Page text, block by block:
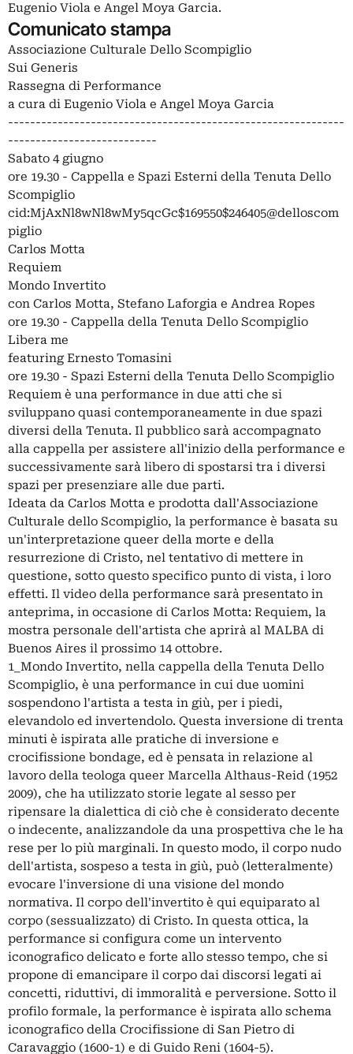
Eugenio Viola e Angel Moya Garcia.
Comunicato stampa
Associazione Culturale Dello Scompiglio
Sui Generis
Rassegna di Performance
a cura di Eugenio Viola e Angel Moya Garcia
-------------------------------------------------------------
---------------------------
Sabato 4 giugno
ore 19.30 - Cappella e Spazi Esterni della Tenuta Dello
Scompiglio
cid:MjAxNl8wNl8wMy5qcGc$169550$246405@delloscom
piglio
Carlos Motta
Requiem
Mondo Invertito
con Carlos Motta, Stefano Laforgia e Andrea Ropes
ore 19.30 - Cappella della Tenuta Dello Scompiglio
Libera me
featuring Ernesto Tomasini
ore 19.30 - Spazi Esterni della Tenuta Dello Scompiglio
Requiem è una performance in due atti che si
sviluppano quasi contemporaneamente in due spazi
diversi della Tenuta. Il pubblico sarà accompagnato
alla cappella per assistere all'inizio della performance e
successivamente sarà libero di spostarsi tra i diversi
spazi per presenziare alle due parti.
Ideata da Carlos Motta e prodotta dall'Associazione
Culturale dello Scompiglio, la performance è basata su
un'interpretazione queer della morte e della
resurrezione di Cristo, nel tentativo di mettere in
questione, sotto questo specifico punto di vista, i loro
effetti. Il video della performance sarà presentato in
anteprima, in occasione di Carlos Motta: Requiem, la
mostra personale dell'artista che aprirà al MALBA di
Buenos Aires il prossimo 14 ottobre.
1_Mondo Invertito, nella cappella della Tenuta Dello
Scompiglio, è una performance in cui due uomini
sospendono l'artista a testa in giù, per i piedi,
elevandolo ed invertendolo. Questa inversione di trenta
minuti è ispirata alle pratiche di inversione e
crocifissione bondage, ed è pensata in relazione al
lavoro della teologa queer Marcella Althaus-Reid (1952 
2009), che ha utilizzato storie legate al sesso per
ripensare la dialettica di ciò che è considerato decente
o indecente, analizzandole da una prospettiva che le ha
rese per lo più marginali. In questo modo, il corpo nudo
dell'artista, sospeso a testa in giù, può (letteralmente)
evocare l'inversione di una visione del mondo
normativa. Il corpo dell'invertito è qui equiparato al
corpo (sessualizzato) di Cristo. In questa ottica, la
performance si configura come un intervento
iconografico delicato e forte allo stesso tempo, che si
propone di emancipare il corpo dai discorsi legati ai
concetti, riduttivi, di immoralità e perversione. Sotto il
profilo formale, la performance è ispirata allo schema
iconografico della Crocifissione di San Pietro di
Caravaggio (1600-1) e di Guido Reni (1604-5).